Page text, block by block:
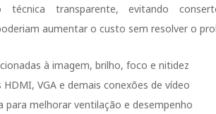
técnica transparente, evitando
aumentar o custo sem resolver o
à imagem, brilho, foco e nitidez
VGA e demais conexões de vídeo
para melhorar ventilação e desempenho